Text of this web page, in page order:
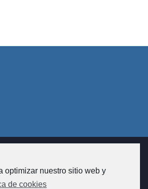
Asesoramento e xestión
e alugueres.
optimizar nuestro sitio web y
de cookies